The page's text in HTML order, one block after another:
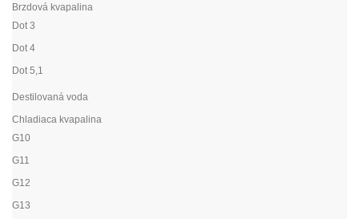
Brzdová kvapalina
Dot 3
Dot 4
Dot 5,1
Destilovaná voda
Chladiaca kvapalina
G10
G11
G12
G13